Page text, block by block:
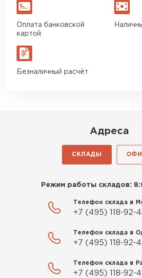
Оплата банковской
картой
Безналичный расчёт
Адреса
СКЛАДЫ
Режим работы складов:
Телефон склада в
+7 (495) 118-92-
Телефон склада в
+7 (495) 118-92-
Телефон склада в
+7 (495) 118-92-